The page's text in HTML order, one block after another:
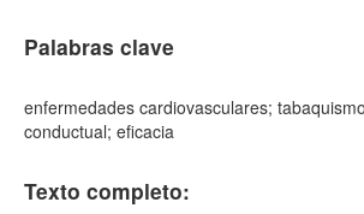
Palabras clave
enfermedades cardiovasculares;
conductual; eficacia
Texto completo: